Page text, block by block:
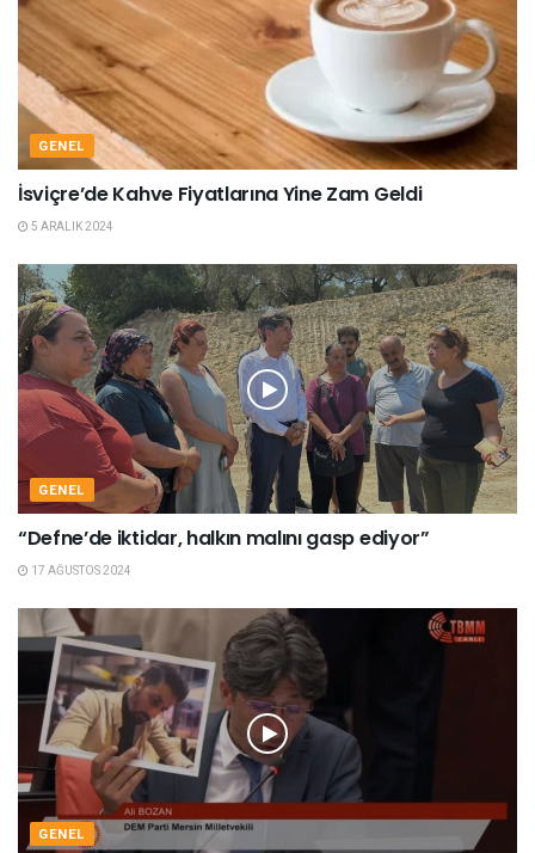
GENEL
İsviçre’de Kahve Fiyatlarına Yine Zam Geldi
5 ARALIK 2024
GENEL
“Defne’de iktidar, halkın malını gasp ediyor”
17 AĞUSTOS 2024
GENEL